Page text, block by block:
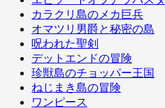
カラクリ島のメカ巨兵
オマツリ男爵と秘密の島
呪われた聖剣
デットエンドの冒険
珍獣島のチョッパー王国
ねじまき島の冒険
ワンピース